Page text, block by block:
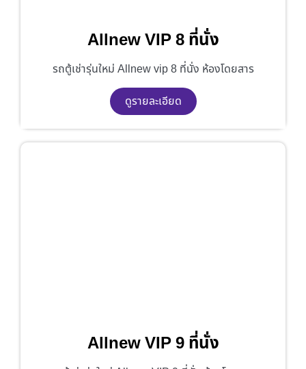
Allnew VIP 8 ที่นั่ง
รถตู้เช่ารุ่นใหม่ Allnew vip 8 ที่นั่ง ห้องโดยสาร
ดูรายละเอียด
Allnew VIP 9 ที่นั่ง